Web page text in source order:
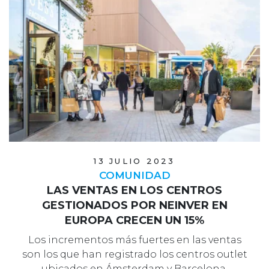
13 JULIO 2023
COMUNIDAD
LAS VENTAS EN LOS CENTROS
GESTIONADOS POR NEINVER EN
EUROPA CRECEN UN 15%
Los incrementos más fuertes en las ventas
son los que han registrado los centros outlet